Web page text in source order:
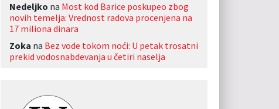
Nedeljko na Most kod Barice poskupeo zbog
novih temelja: Vrednost radova procenjena na
17 miliona dinara
Zoka na Bez vode tokom noći: U petak trosatni
prekid vodosnabdevanja u četiri naselja